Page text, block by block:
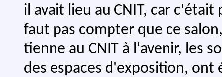
il avait lieu au CNIT, car
faut pas compter que ce
tienne au CNIT à l'avenir, les
des espaces d'exposition, ont